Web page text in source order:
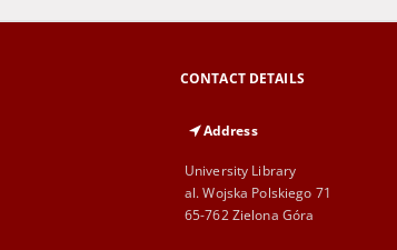
CONTACT DETAILS
Address
University Library
al. Wojska Polskiego 71
65-762 Zielona Góra